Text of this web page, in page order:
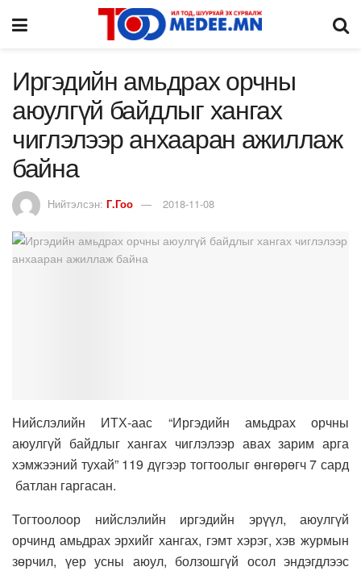
Иргэдийн амьдрах орчны
аюулгүй байдлыг хангах
чиглэлээр анхааран ажиллаж
байна
Нийтэлсэн: Г.Гоо 2018-11-08
Нийслэлийн ИТХ-аас “Иргэдийн амьдрах орчны
аюулгүй байдлыг хангах чиглэлээр авах зарим арга
хэмжээний тухай” 119 дүгээр тогтоолыг өнгөрөгч 7 сард
батлан гаргасан.
Тогтоолоор нийслэлийн иргэдийн эрүүл, аюулгүй
орчинд амьдрах эрхийг хангах, гэмт хэрэг, хэв журмын
зөрчил, үер усны аюул, болзошгүй осол эндэгдлээс